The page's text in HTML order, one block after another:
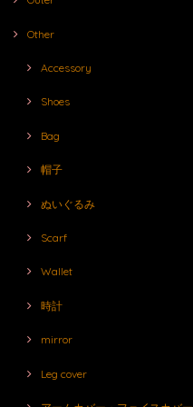
Other
Accessory
Shoes
Bag
帽子
ぬいぐるみ
Scarf
Wallet
時計
mirror
Leg cover